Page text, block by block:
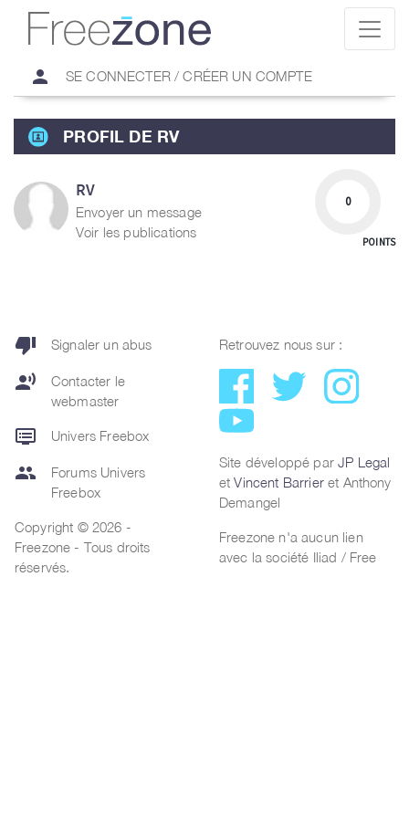
person SE CONNECTER / CRÉER UN COMPTE
PROFIL DE RV
RV
Envoyer un message
Voir les publications
0
POINTS
thumb_down Signaler un abus
record_voice_over
Contacter le
webmaster
dvr Univers Freebox
group
Forums Univers
Freebox
Copyright © 2026 -
Freezone - Tous droits
réservés.
Retrouvez nous sur :
Site développé parJP Legal
etVincent Barrieret Anthony
Demangel
Freezone n'a aucun lien
avec la société Iliad / Free